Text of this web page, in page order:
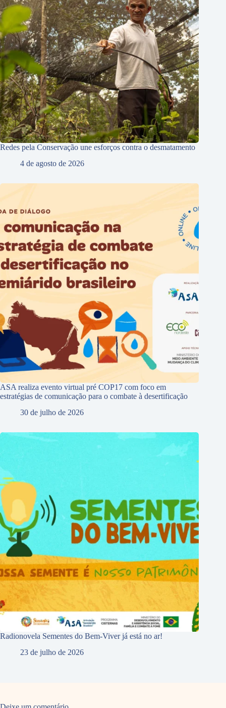
Redes pela Conservação une esforços contra o desmatamento
4 de agosto de 2026
ASA realiza evento virtual pré COP17 com foco em
estratégias de comunicação para o combate à desertificação
30 de julho de 2026
Radionovela Sementes do Bem-Viver já está no ar!
23 de julho de 2026